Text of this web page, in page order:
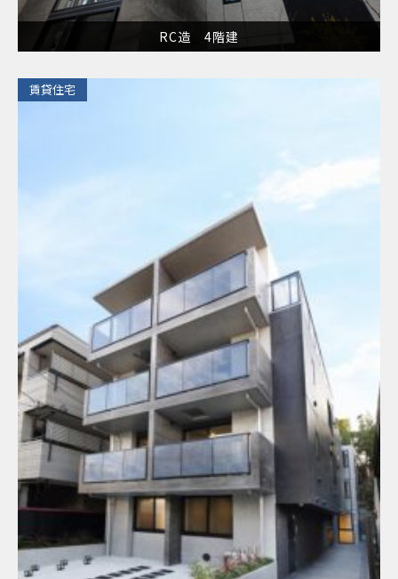
RC造 4階建
​賃貸住宅